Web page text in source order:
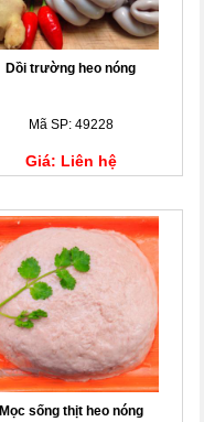
Dồi trường heo nóng
Mã SP: 49228
Giá: Liên hệ
Mọc sống thịt heo nóng